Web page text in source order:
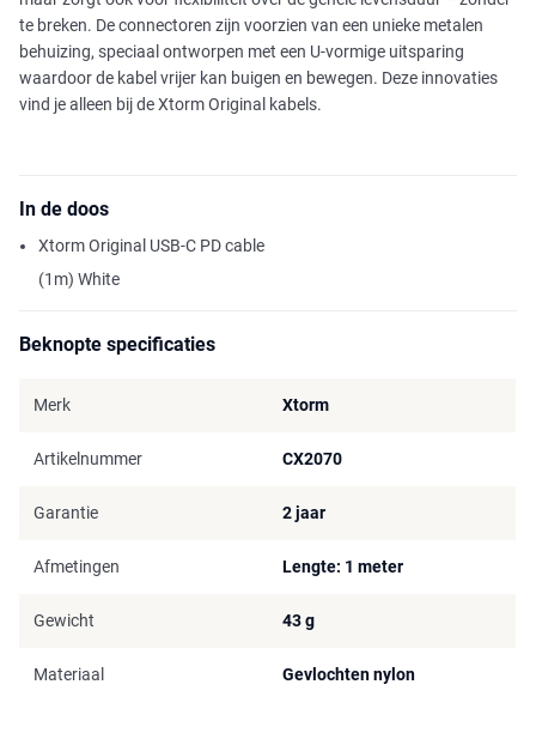
te breken. De connectoren zijn voorzien van een unieke metalen
behuizing, speciaal ontworpen met een U-vormige uitsparing
waardoor de kabel vrijer kan buigen en bewegen. Deze innovaties
vind je alleen bij de Xtorm Original kabels.
In de doos
Xtorm Original USB-C PD cable
(1m) White
Beknopte specificaties
Merk Xtorm
Artikelnummer CX2070
Garantie 2 jaar
Afmetingen Lengte: 1 meter
Gewicht 43 g
Materiaal Gevlochten nylon